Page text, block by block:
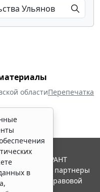
областиПерепечатка
в
Система ГАРАНТ
"Гарант" и ее партнеры
ассоциации правовой